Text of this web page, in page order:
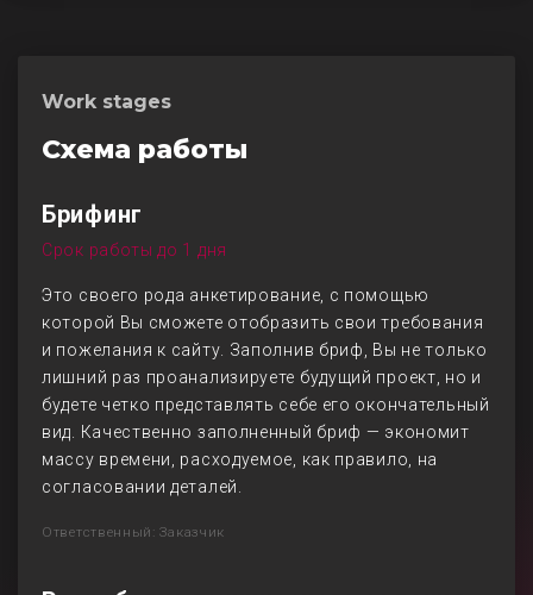
Work stages
Схема работы
Брифинг
Срок работы до 1 дня
Это своего рода анкетирование, с помощью
которой Вы сможете отобразить свои требования
и пожелания к сайту. Заполнив бриф, Вы не только
лишний раз проанализируете будущий проект, но и
будете четко представлять себе его окончательный
вид. Качественно заполненный бриф — экономит
массу времени, расходуемое, как правило, на
согласовании деталей.
Ответственный: Заказчик